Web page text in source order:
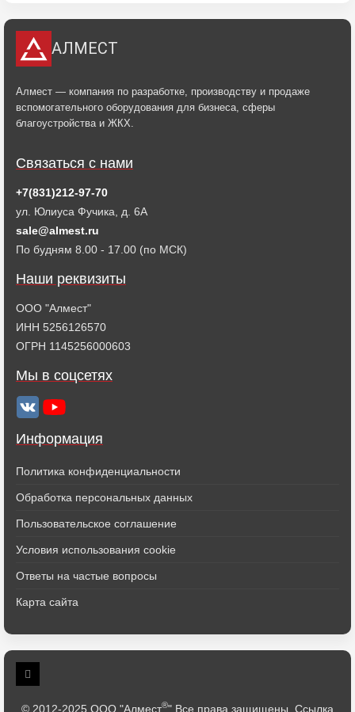
АЛМЕСТ
Алмест — компания по разработке, производству и продаже
вспомогательного оборудования для бизнеса, сферы
благоустройства и ЖКХ.
Информация
Политика конфиденциальности
Обработка персональных данных
Пользовательское соглашение
Условия использования cookie
Ответы на частые вопросы
Карта сайта
Связаться с нами
+7(831)212-97-70
ул. Юлиуса Фучика, д. 6А
sale@almest.ru
По будням 8.00 - 17.00 (по МСК)
Наши реквизиты
ООО "Алмест"
ИНН 5256126570
ОГРН 1145256000603
Мы в соцсетях
© 2012-2025 ООО "Алмест®" Все права защищены. Ссылка